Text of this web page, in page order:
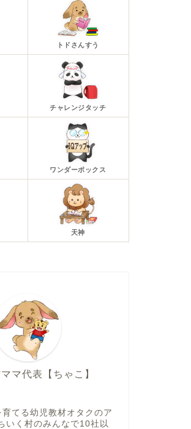
トドさんすう
チャレンジタッチ
ワンダーボックス
天神
マ代表【ちゃこ】
てる幼児教材オタクのア
いく村のみんなで10社以